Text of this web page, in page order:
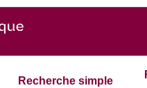
Recherche simple